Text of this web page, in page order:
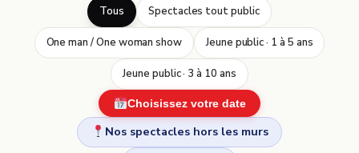
Tous Spectacles tout public
One man / One woman show Jeune public · 1 à 5 ans
Jeune public · 3 à 10 ans
Choisissez votre date
Nos spectacles hors les murs